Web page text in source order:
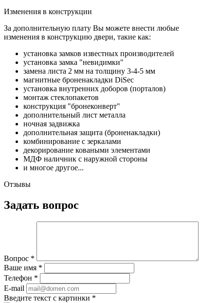
Изменения в конструкции
За дополнительную плату Вы можете внести любые
изменения в конструкцию двери, такие как:
установка замков известных производителей
установка замка "невидимки"
замена листа 2 мм на толщину 3-4-5 мм
магнитные броненакладки DiSec
установка внутренних доборов (порталов)
монтаж стеклопакетов
конструкция "бронеконверт"
дополнительный лист металла
ночная задвижка
дополнительная защита (броненакладки)
комбинирование с зеркалами
декорирование коваными элементами
МДФ наличник с наружной стороны
и многое другое...
Отзывы
Задать вопрос
Вопрос *
Ваше имя *
Телефон *
E-mail
Введите текст с картинки *